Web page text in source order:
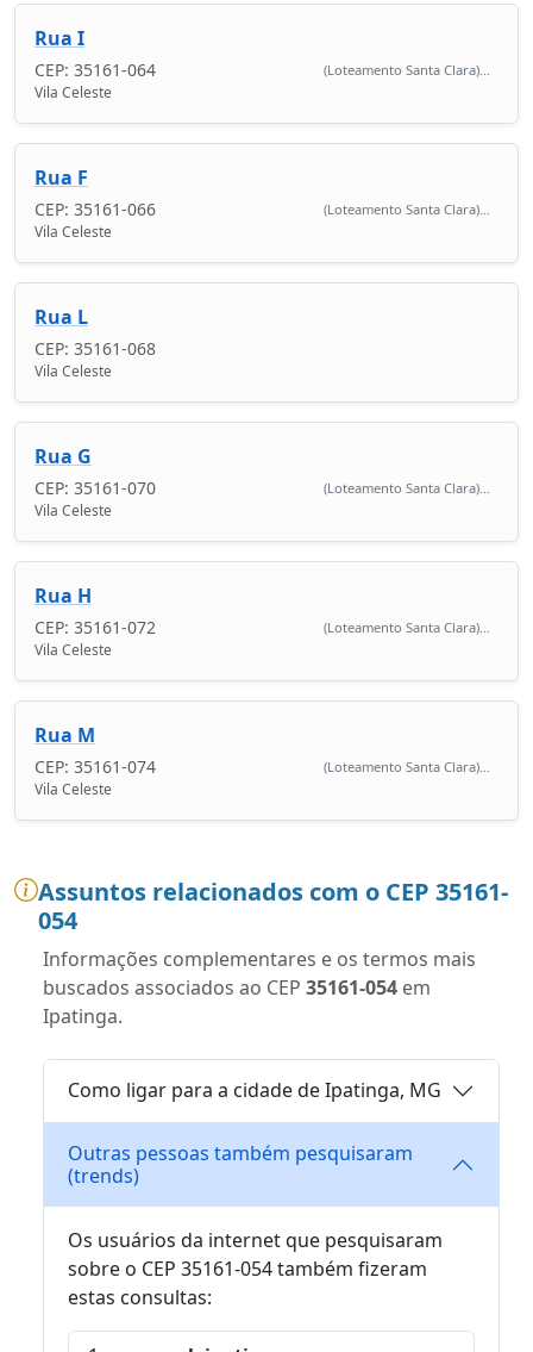
Rua I
CEP: 35161-064 (Loteamento Santa Clara)...
Vila Celeste
Rua F
CEP: 35161-066 (Loteamento Santa Clara)...
Vila Celeste
Rua L
CEP: 35161-068
Vila Celeste
Rua G
CEP: 35161-070 (Loteamento Santa Clara)...
Vila Celeste
Rua H
CEP: 35161-072 (Loteamento Santa Clara)...
Vila Celeste
Rua M
CEP: 35161-074 (Loteamento Santa Clara)...
Vila Celeste
Assuntos relacionados com o CEP 35161-
054
Informações complementares e os termos mais
buscados associados ao CEP 35161-054 em
Ipatinga.
Como ligar para a cidade de Ipatinga, MG
Outras pessoas também pesquisaram
(trends)
Os usuários da internet que pesquisaram
sobre o CEP 35161-054 também fizeram
estas consultas: